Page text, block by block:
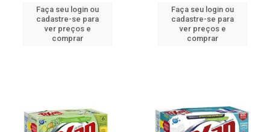
Faça seu login ou
cadastre-se para
ver preços e
comprar
Faça seu login ou
cadastre-se para
ver preços e
comprar